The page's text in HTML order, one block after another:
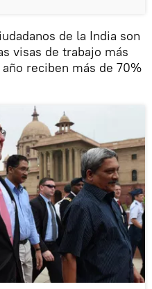
de la India son
visas de trabajo más
reciben más de 70%